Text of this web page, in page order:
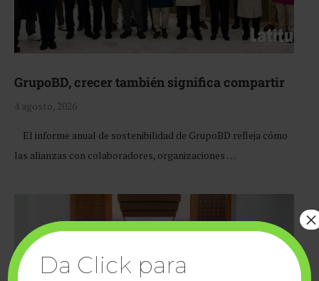
GrupoBD, crecer también significa compartir
4 agosto, 2026
El informe anual de sostenibilidad de GrupoBD refleja cómo
las alianzas con colaboradores, organizaciones …
Da Click para
×